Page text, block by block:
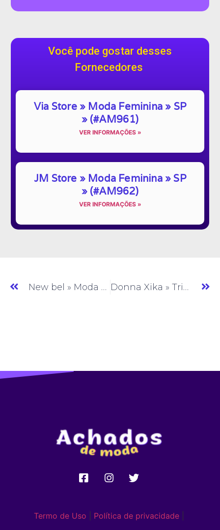
Você pode gostar desses
Fornecedores
Via Store » Moda Feminina » SP
» (#AM961)
VER INFORMAÇÕES »
JM Store » Moda Feminina » SP
» (#AM962)
VER INFORMAÇÕES »
New bel » Moda Feminina » SP » (#AM180) Donna Xika » Tricô » SP » (#AM182)
Termo de Uso Política de privacidade|